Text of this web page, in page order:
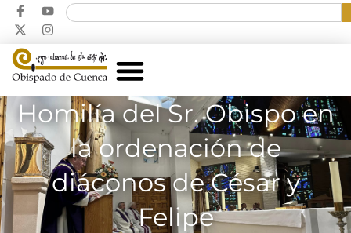
Homilía del Sr. Obispo en
la ordenación de
diáconos de César y
Felipe